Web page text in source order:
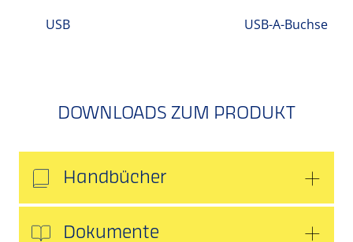
USB USB-A-Buchse
DOWNLOADS ZUM PRODUKT
Handbücher
Dokumente